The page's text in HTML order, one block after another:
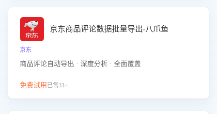
京东商品评论数据批量导出-八爪鱼
京东
商品评论自动导出 · 深度分析 · 全面覆盖
免费试用 已售33+